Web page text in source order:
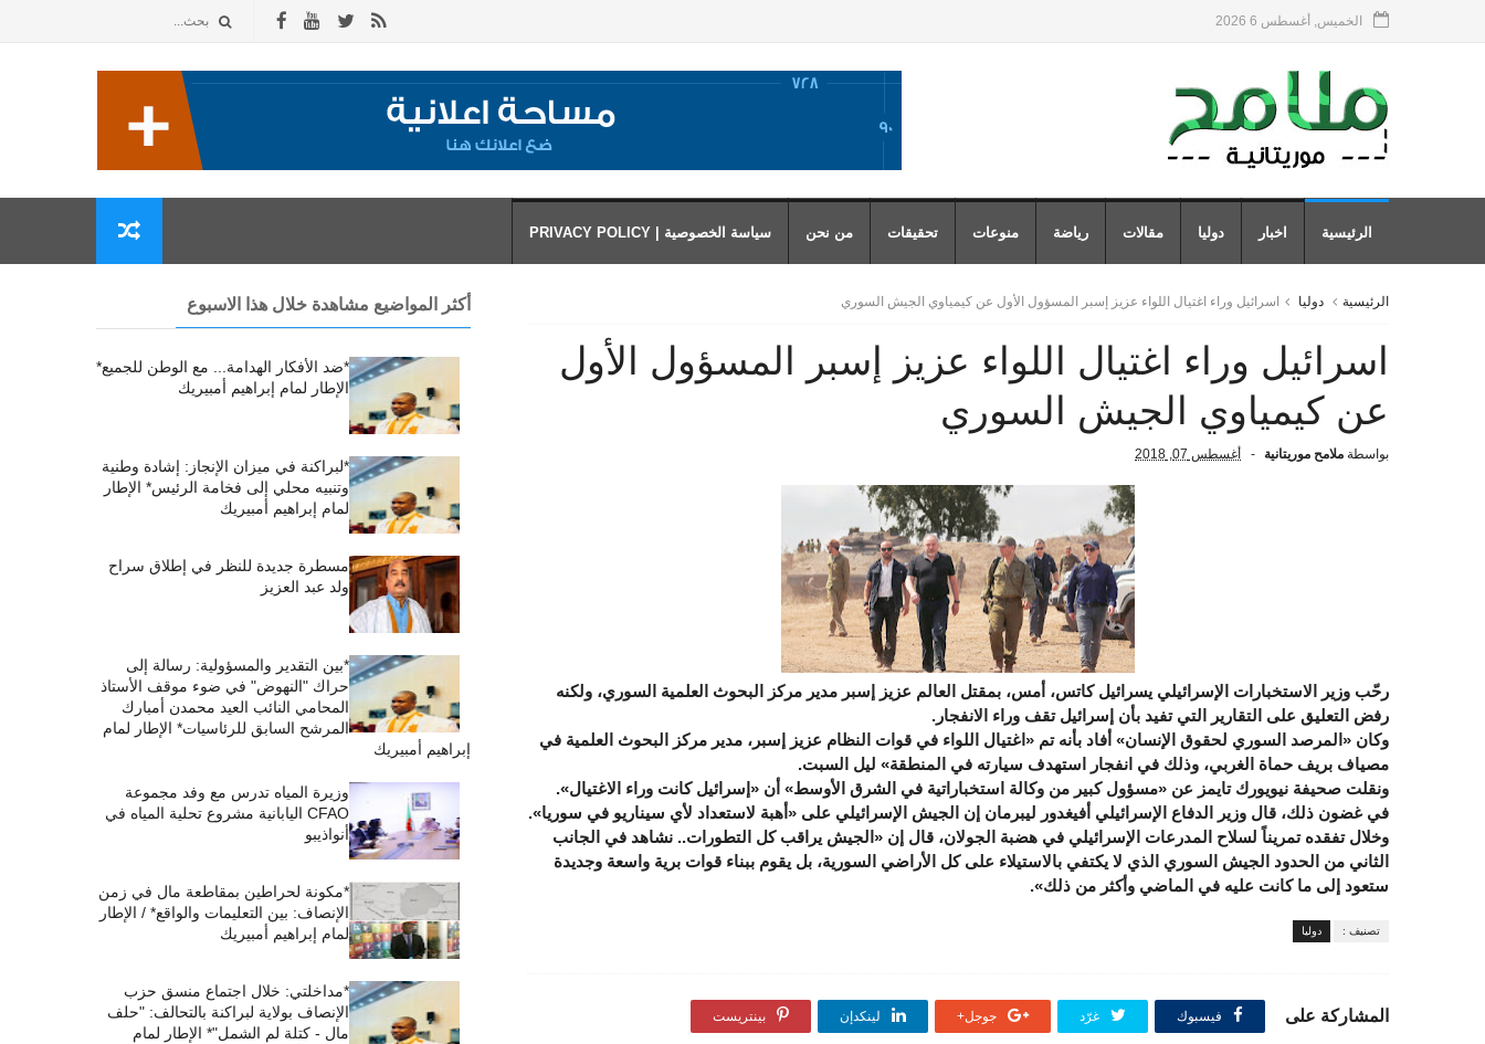
الخميس, أغسطس 6 2026
الرئيسية اخبار دوليا مقالات رياضة منوعات تحقيقات من نحن سياسة الخصوصية | PRIVACY POLICY
الرئيسية دوليا اسرائيل وراء اغتيال اللواء عزيز إسبر المسؤول الأول عن كيمياوي الجيش السوري
اسرائيل وراء اغتيال اللواء عزيز إسبر المسؤول الأول
عن كيمياوي الجيش السوري
بواسطة ملامح موريتانية أغسطس 07, 2018
رحّب وزير الاستخبارات الإسرائيلي يسرائيل كاتس، أمس، بمقتل العالم عزيز إسبر مدير مركز البحوث العلمية السوري، ولكنه
رفض التعليق على التقارير التي تفيد بأن إسرائيل تقف وراء الانفجار.
وكان «المرصد السوري لحقوق الإنسان» أفاد بأنه تم «اغتيال اللواء في قوات النظام عزيز إسبر، مدير مركز البحوث العلمية في
مصياف بريف حماة الغربي، وذلك في انفجار استهدف سيارته في المنطقة» ليل السبت.
ونقلت صحيفة نيويورك تايمز عن «مسؤول كبير من وكالة استخباراتية في الشرق الأوسط» أن «إسرائيل كانت وراء الاغتيال».
في غضون ذلك، قال وزير الدفاع الإسرائيلي أفيغدور ليبرمان إن الجيش الإسرائيلي على «أهبة لاستعداد لأي سيناريو في سوريا».
وخلال تفقده تمريناً لسلاح المدرعات الإسرائيلي في هضبة الجولان، قال إن «الجيش يراقب كل التطورات.. نشاهد في الجانب
الثاني من الحدود الجيش السوري الذي لا يكتفي بالاستيلاء على كل الأراضي السورية، بل يقوم ببناء قوات برية واسعة وجديدة
ستعود إلى ما كانت عليه في الماضي وأكثر من ذلك».
تصنيف : دوليا
المشاركة على فيسبوك غرّد جوجل+ لينكدإن بينتريست
أكثر المواضيع مشاهدة خلال هذا الاسبوع
*ضد الأفكار الهدامة... مع الوطن للجميع*
الإطار لمام إبراهيم أمبيريك
*لبراكنة في ميزان الإنجاز: إشادة وطنية
وتنبيه محلي إلى فخامة الرئيس* الإطار
لمام إبراهيم أمبيريك
مسطرة جديدة للنظر في إطلاق سراح
ولد عبد العزيز
*بين التقدير والمسؤولية: رسالة إلى
حراك "النهوض" في ضوء موقف الأستاذ
المحامي النائب العيد محمدن أمبارك
المرشح السابق للرئاسيات* الإطار لمام
إبراهيم أمبيريك
وزيرة المياه تدرس مع وفد مجموعة
CFAO اليابانية مشروع تحلية المياه في
أنواذيبو
*مكونة لحراطين بمقاطعة مال في زمن
الإنصاف: بين التعليمات والواقع* / الإطار
لمام إبراهيم أمبيريك
*مداخلتي: خلال اجتماع منسق حزب
الإنصاف بولاية لبراكنة بالتحالف: "حلف
مال - كتلة لم الشمل"* الإطار لمام